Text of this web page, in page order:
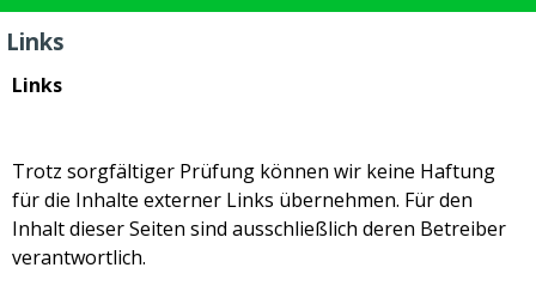
Links
Links
Trotz sorgfältiger Prüfung können wir keine Haftung
für die Inhalte externer Links übernehmen. Für den
Inhalt dieser Seiten sind ausschließlich deren Betreiber
verantwortlich.